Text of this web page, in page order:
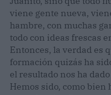
viene gente nueva,
hambre, con muchas
todo con ideas frescas
Entonces, la verdad es
formación quizás ha
el resultado nos ha
Hemos sido, como bien